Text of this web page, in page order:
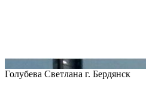
Голубева Светлана г. Бердянск